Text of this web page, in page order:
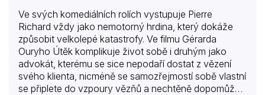
Ve svých komediálních rolích vystupuje Pierre
Richard vždy jako nemotorný hrdina, který dokáže
způsobit velkolepé katastrofy. Ve filmu Gérarda
Ouryho Útěk komplikuje život sobě i druhým jako
advokát, kterému se sice nepodaří dostat z vězení
svého klienta, nicméně se samozřejmostí sobě vlastní
se připlete do vzpoury vězňů a nechtěně dopomůže